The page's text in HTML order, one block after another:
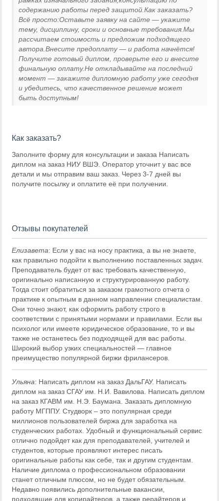
содержанию работы перед защитой.Как заказать?
Всё просто:Оставьте заявку на сайте — укажите
тему, дисциплину, сроки и основные требования.Мы
рассчитаем стоимость и предложим подходящего
автора.Внесите предоплату — и работа начнётся!
Получите готовый диплом, проверьте его и внесите
финальную оплату.Не откладывайте на последний
момент — закажите дипломную работу уже сегодня
и убедитесь, что качественное решение может
быть доступным!
Как заказать?
Заполните форму для консультации и заказа Написать
диплом на заказ НИУ ВШЭ. Оператор уточнит у вас все
детали и мы отправим ваш заказ. Через 3-7 дней вы
получите посылку и оплатите её при получении.
Отзывы покупателей
Елизавета: Если у вас на носу практика, а вы не знаете,
как правильно подойти к выполнению поставленных задач.
Преподаватель будет от вас требовать качественную,
оригинально написанную и структурированную работу.
Тогда стоит обратиться за заказом грамотного отчета о
практике к опытным в данном направлении специалистам.
Они точно знают, как оформить работу строго в
соответствии с принятыми нормами и правилами. Если вы
психолог или имеете юридическое образование, то и вы
также не останетесь без подходящей для вас работы.
Широкий выбор узких специальностей — главное
преимущество популярной биржи фрилансеров.
Ульяна: Написать диплом на заказ ДальГАУ. Написать
диплом на заказ СГАУ им. Н.И. Вавилова. Написать диплом
на заказ КГАВМ им. Н.Э. Баумана. Заказать дипломную
работу МГППУ. Студворк – это популярная среди
миллионов пользователей биржа для заработка на
студенческих работах. Удобный и функциональный сервис
отлично подойдет как для преподавателей, учителей и
студентов, которые проявляют интерес писать
оригинальные работы как себе, так и другим студентам.
Наличие диплома о профессиональном образовании
станет отличным плюсом, но не будет обязательным.
Недавно появились дополнительные вакансии,
подходящие для копирайтеров, а также рерайтеров и